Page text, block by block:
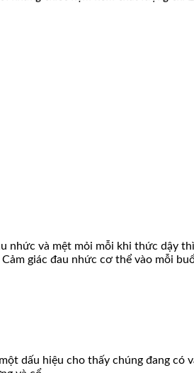
nhức và mệt mỏi mỗi khi thức dậy
giác đau nhức cơ thể vào mỗi
dấu hiệu cho thấy chúng đang có